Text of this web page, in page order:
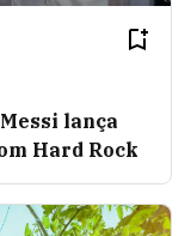
lança
Hard Rock